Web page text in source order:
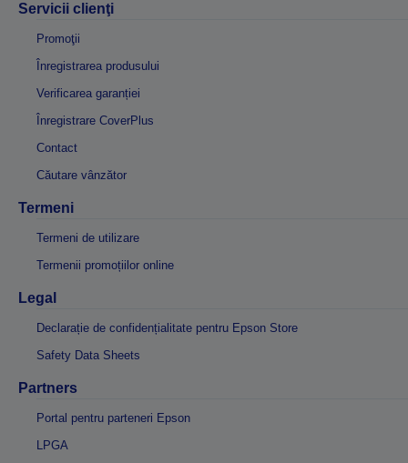
Servicii clienţi
Promoţii
Înregistrarea produsului
Verificarea garanției
Înregistrare CoverPlus
Contact
Căutare vânzător
Termeni
Termeni de utilizare
Termenii promoțiilor online
Legal
Declarație de confidențialitate pentru Epson Store
Safety Data Sheets
Partners
Portal pentru parteneri Epson
LPGA